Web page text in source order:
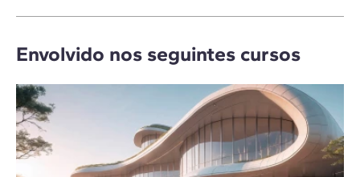
Envolvido nos seguintes cursos